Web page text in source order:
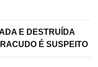
E DESTRUÍDA
É SUSPEITO